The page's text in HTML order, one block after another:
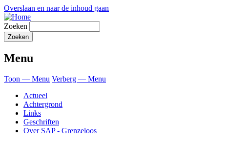
Overslaan en naar de inhoud gaan
Zoeken
Menu
Toon — Menu Verberg — Menu
Actueel
Achtergrond
Links
Geschriften
Over SAP - Grenzeloos